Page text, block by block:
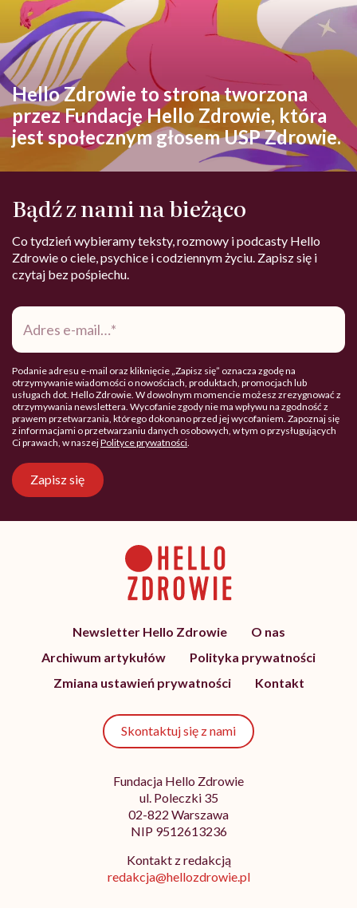
Hello Zdrowie to strona tworzona
przez Fundację Hello Zdrowie, która
jest społecznym głosem USP Zdrowie.
Bądź z nami na bieżąco
Co tydzień wybieramy teksty, rozmowy i podcasty Hello
Zdrowie o ciele, psychice i codziennym życiu. Zapisz się i
czytaj bez pośpiechu.
Adres
mail*
Podanie adresu e-mail oraz kliknięcie „Zapisz się” oznacza zgodę na
otrzymywanie wiadomości o nowościach, produktach, promocjach lub
usługach dot. Hello Zdrowie. W dowolnym momencie możesz zrezygnować z
otrzymywania newslettera. Wycofanie zgody nie ma wpływu na zgodność z
prawem przetwarzania, którego dokonano przed jej wycofaniem. Zapoznaj się
z informacjami o przetwarzaniu danych osobowych, w tym o przysługujących
Ci prawach, w naszejPolityce prywatności
Zapisz się
Newsletter Hello Zdrowie
O nas
Archiwum artykułów
Polityka prywatności
Zmiana ustawień prywatności
Kontakt
Skontaktuj się z nami
Fundacja Hello Zdrowie
ul. Poleczki 35
02-822 Warszawa
NIP 9512613236
Kontakt z redakcją
redakcja@hellozdrowie.pl